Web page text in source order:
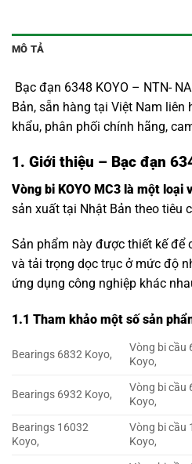
MÔ TẢ
Bạc đạn 6348 KOYO – NTN-
Bản, sẵn hàng tại Việt Nam liên
khẩu, phân phối chính hãng,
1. Giới thiệu – Bạc đạn
Vòng bi KOYO MC3 là một loại
sản xuất tại Nhật Bản theo tiêu
Sản phẩm này được thiết kế để
và tải trọng dọc trục ở mức độ
ứng dụng công nghiệp khác
1.1 Tham khảo một số sản
Bearings 6832 Koyo,
Vòng bi cầu
Koyo,
Bearings 6932 Koyo,
Vòng bi cầu
Koyo,
Bearings 16032
Koyo,
Vòng bi cầu
Koyo,